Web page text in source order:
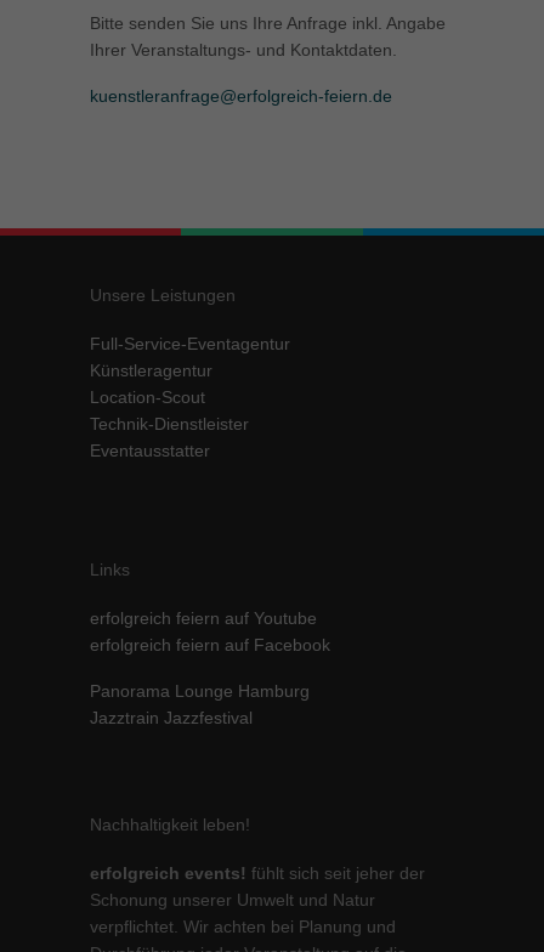
Bitte senden Sie uns Ihre Anfrage inkl. Angabe
Ihrer Veranstaltungs- und Kontaktdaten.
kuenstleranfrage@erfolgreich-feiern.de
Unsere Leistungen
Full-Service-Eventagentur
Künstleragentur
Location-Scout
Technik-Dienstleister
Eventausstatter
Links
erfolgreich feiern auf Youtube
erfolgreich feiern auf Facebook
Panorama Lounge Hamburg
Jazztrain Jazzfestival
Nachhaltigkeit leben!
erfolgreich events! fühlt sich seit jeher der
Schonung unserer Umwelt und Natur
verpflichtet. Wir achten bei Planung und